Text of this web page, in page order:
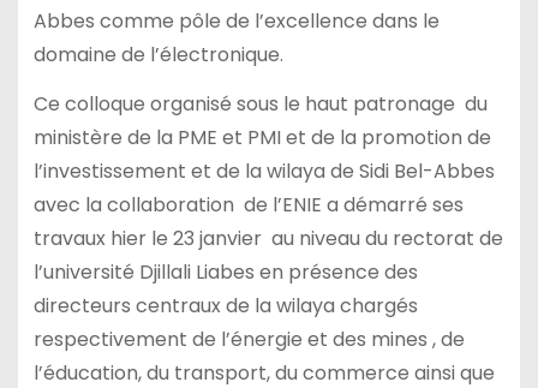
Abbes comme pôle de l’excellence dans le
domaine de l’électronique.
Ce colloque organisé sous le haut patronage du
ministère de la PME et PMI et de la promotion de
l’investissement et de la wilaya de Sidi Bel-Abbes
avec la collaboration de l’ENIE a démarré ses
travaux hier le 23 janvier au niveau du rectorat de
l’université Djillali Liabes en présence des
directeurs centraux de la wilaya chargés
respectivement de l’énergie et des mines , de
l’éducation, du transport, du commerce ainsi que